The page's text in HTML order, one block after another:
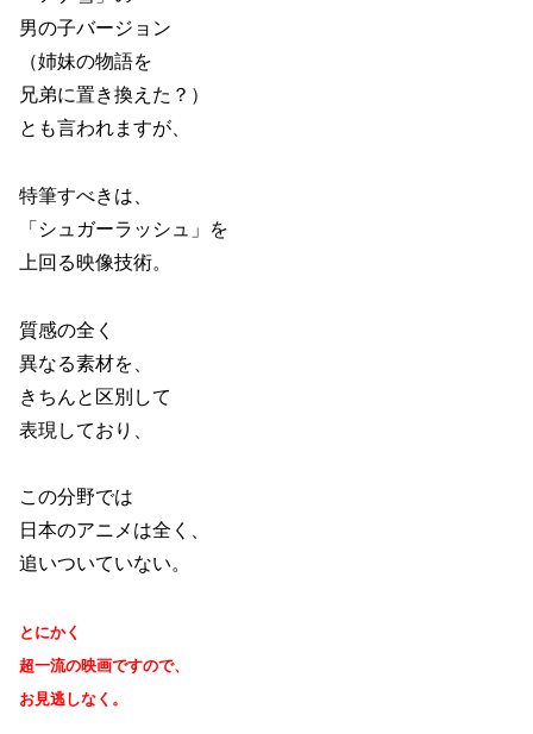
男の子バージョン
（姉妹の物語を
兄弟に置き換えた？）
とも言われますが、
特筆すべきは、
「シュガーラッシュ」を
上回る映像技術。
質感の全く
異なる素材を、
きちんと区別して
表現しており、
この分野では
日本のアニメは全く、
追いついていない。
とにかく
超一流の映画ですので、
お見逃しなく。